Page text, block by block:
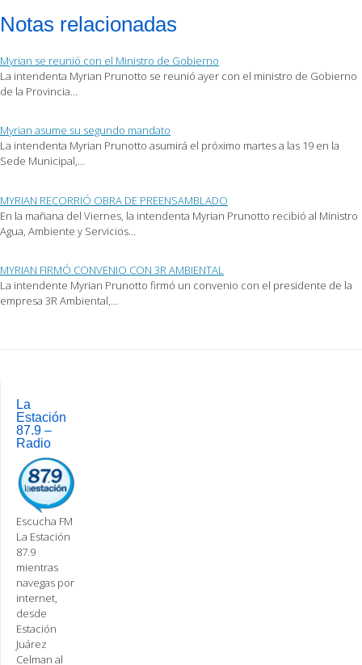
correo
electrónico
amigo
(Se
abre
en
Facebook
(Se
una
ventana
nueva)
en
Twitter
(Se
una
ventana
nueva)
Notas relacionadas
Myrian se reunió con el Ministro de Gobierno
La intendenta Myrian Prunotto se reunió ayer con el ministro de Gobierno
de la Provincia…
Myrian asume su segundo mandato
La intendenta Myrian Prunotto asumirá el próximo martes a las 19 en la
Sede Municipal,…
MYRIAN RECORRIÓ OBRA DE PREENSAMBLADO
En la mañana del Viernes, la intendenta Myrian Prunotto recibió al Ministro
Agua, Ambiente y Servicios…
MYRIAN FIRMÓ CONVENIO CON 3R AMBIENTAL
La intendente Myrian Prunotto firmó un convenio con el presidente de la
empresa 3R Ambiental,…
navigation
La
Estación
87.9 –
Radio
Escucha FM
La Estación
87.9
mientras
navegas por
internet,
desde
Estación
Juárez
Celman al